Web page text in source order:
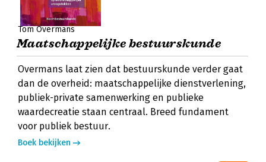
Tom Overmans
Maatschappelijke bestuurskunde
Overmans laat zien dat bestuurskunde verder gaat
dan de overheid: maatschappelijke dienstverlening,
publiek-private samenwerking en publieke
waardecreatie staan centraal. Breed fundament
voor publiek bestuur.
Boek bekijken